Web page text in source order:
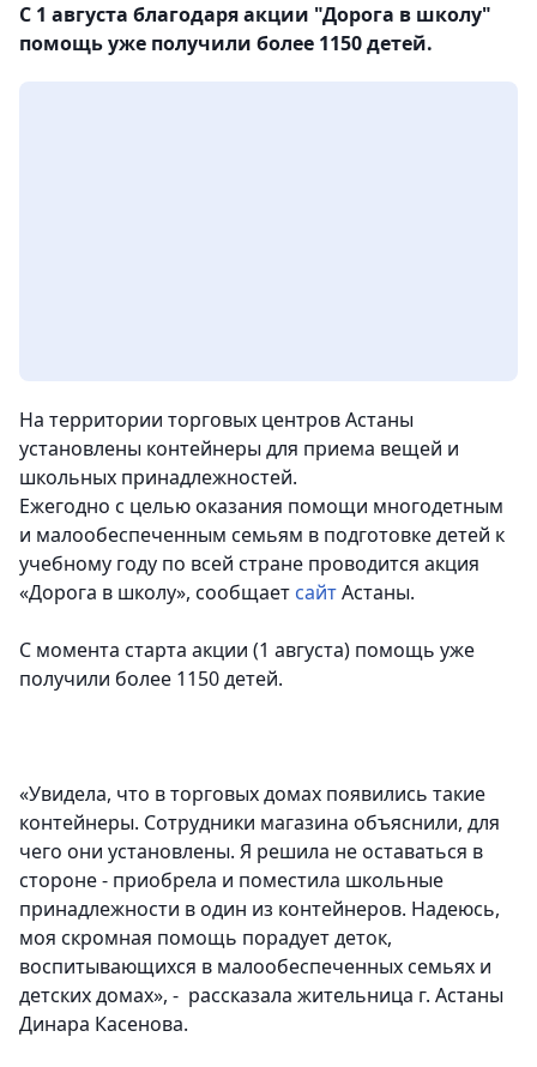
С 1 августа благодаря акции "Дорога в школу"
помощь уже получили более 1150 детей.
На территории торговых центров Астаны
установлены контейнеры для приема вещей и
школьных принадлежностей.
Ежегодно с целью оказания помощи многодетным
и малообеспеченным семьям в подготовке детей к
учебному году по всей стране проводится акция
«Дорога в школу», сообщает сайтАстаны.
С момента старта акции (1 августа) помощь уже
получили более 1150 детей.
«Увидела, что в торговых домах появились такие
контейнеры. Сотрудники магазина объяснили, для
чего они установлены. Я решила не оставаться в
стороне - приобрела и поместила школьные
принадлежности в один из контейнеров. Надеюсь,
моя скромная помощь порадует деток,
воспитывающихся в малообеспеченных семьях и
детских домах», - рассказала жительница г. Астаны
Динара Касенова.